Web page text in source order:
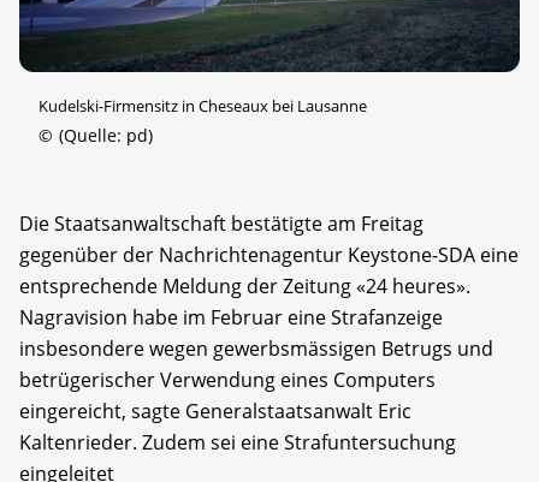
Kudelski-Firmensitz in Cheseaux bei Lausanne
© (Quelle: pd)
Die Staatsanwaltschaft bestätigte am Freitag
gegenüber der Nachrichtenagentur Keystone-SDA eine
entsprechende Meldung der Zeitung «24 heures».
Nagravision habe im Februar eine Strafanzeige
insbesondere wegen gewerbsmässigen Betrugs und
betrügerischer Verwendung eines Computers
eingereicht, sagte Generalstaatsanwalt Eric
Kaltenrieder. Zudem sei eine Strafuntersuchung
eingeleitet